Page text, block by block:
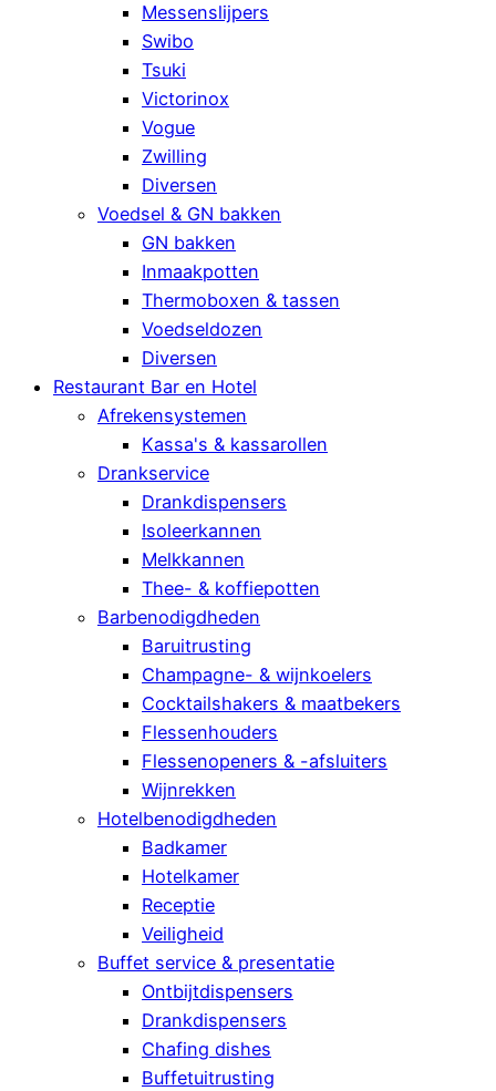
Messenslijpers
Swibo
Tsuki
Victorinox
Vogue
Zwilling
Diversen
Voedsel & GN bakken
GN bakken
Inmaakpotten
Thermoboxen & tassen
Voedseldozen
Diversen
Restaurant Bar en Hotel
Afrekensystemen
Kassa's & kassarollen
Drankservice
Drankdispensers
Isoleerkannen
Melkkannen
Thee- & koffiepotten
Barbenodigdheden
Baruitrusting
Champagne- & wijnkoelers
Cocktailshakers & maatbekers
Flessenhouders
Flessenopeners & -afsluiters
Wijnrekken
Hotelbenodigdheden
Badkamer
Hotelkamer
Receptie
Veiligheid
Buffet service & presentatie
Ontbijtdispensers
Drankdispensers
Chafing dishes
Buffetuitrusting